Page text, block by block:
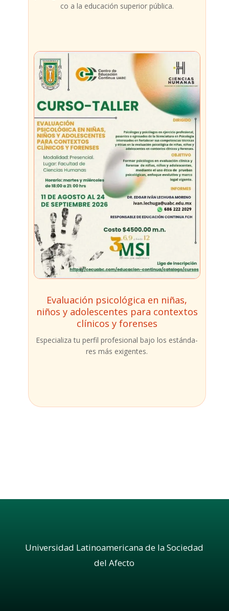
co a la edu­ca­ción supe­rior públi­ca.
Evaluación psicológica en niñas,
niños y adolescentes para contextos
clínicos y forenses
​Espe­cia­li­za tu per­fil pro­fe­sio­nal bajo los están­da­
res más exi­gen­tes.
Universidad Latinoamericana de la Sociedad
del Afecto